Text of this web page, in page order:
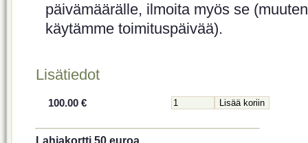
päivämäärälle, ilmoita myös se (muuten
käytämme toimituspäivää).
Lisätiedot
100.00 €
Lahjakortti 50 euroa